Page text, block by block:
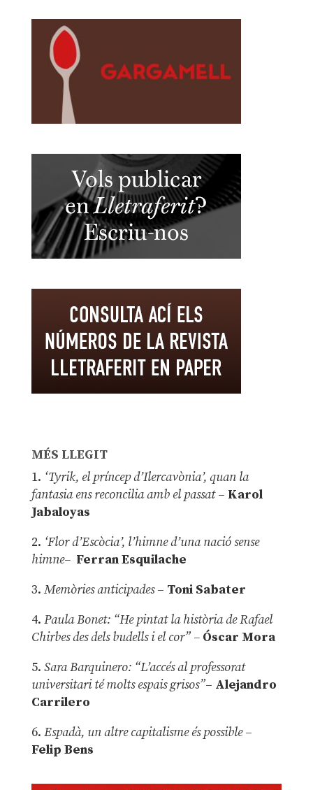
MÉS LLEGIT
1. ‘Tyrik, el príncep d’Ilercavònia’, quan la
fantasia ens reconcilia amb el passat– Karol
Jabaloyas
2. ‘Flor d’Escòcia’, l’himne d’una nació sense
himne– Ferran Esquilache
3. Memòries anticipades– Toni Sabater
4. Paula Bonet: “He pintat la història de Rafael
Chirbes des dels budells i el cor” –Óscar Mora
5. Sara Barquinero: “L’accés al professorat
universitari té molts espais grisos”– Alejandro
Carrilero
6. Espadà, un altre capitalisme és possible –
Felip Bens